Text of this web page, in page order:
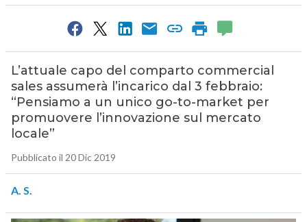
L’attuale capo del comparto commercial
sales assumerà l’incarico dal 3 febbraio:
“Pensiamo a un unico go-to-market per
promuovere l’innovazione sul mercato
locale”
Pubblicato il 20 Dic 2019
A. S.